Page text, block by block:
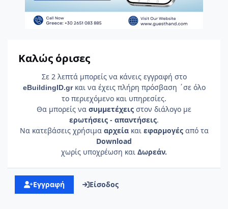
Καλώς όρισες
Σε 2 λεπτά μπορείς να κάνεις εγγραφή στο
eBuildingID.gr και να έχεις πλήρη πρόσβαση ΄σε όλο
το περιεχόμενο και υπηρεσίες.
Θα μπορείς να συμμετέχεις στον διάλογο με
ερωτήσεις - απαντήσεις.
Να κατεβάσεις χρήσιμα αρχείακαι εφαρμογέςαπό τα
Download
χωρίς υποχρέωση και Δωρεάν.
Εγγραφή Είσοδος